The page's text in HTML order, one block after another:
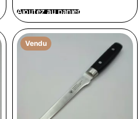
Ajoutez au panier
Vendu